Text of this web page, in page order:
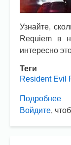
Узнайте,
Requiem в
интересно
Теги
Resident Evil
Подробнее
Войдите,